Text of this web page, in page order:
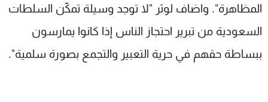
المظاهرة". واضاف لوثر "لا توجد وسيلة تمكّن السلطات
السعودية من تبرير احتجاز الناس إذا كانوا يمارسون
ببساطة حقهم في حرية التعبير والتجمع بصورة سلمية".